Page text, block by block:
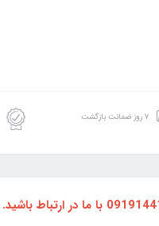
۷ روز ضمانت بازگشت
کلیه قیمت ها بدون اطلاع قبلی قابل تغییر می باشد، لطفاً پیش از ثبت سفارش جهت هماهنگی، از طریق شماره تلفن 09191441042 با ما در ارتباط باشید.